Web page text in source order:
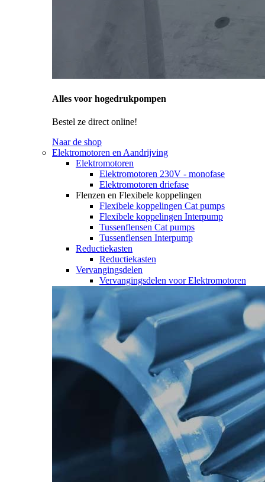
Alles voor hogedrukpompen
Bestel ze direct online!
Naar de shop
Elektromotoren en Aandrijving
Elektromotoren
Elektromotoren 230V - monofase
Elektromotoren driefase
Flenzen en Flexibele koppelingen
Flexibele koppelingen Cat pumps
Flexibele koppelingen Interpump
Tussenflensen Cat pumps
Tussenflensen Interpump
Reductiekasten
Reductiekasten
Vervangingsdelen
Vervangingsdelen voor Elektromotoren